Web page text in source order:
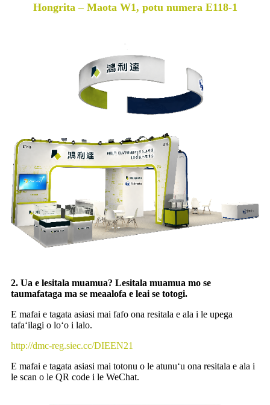
Hongrita – Maota W1, potu numera E118-1
2. Ua e lesitala muamua? Lesitala muamua mo se
taumafataga ma se meaalofa e leai se totogi.
E mafai e tagata asiasi mai fafo ona resitala e ala i le upega
tafaʻilagi o loʻo i lalo.
http://dmc-reg.siec.cc/DIEEN21
E mafai e tagata asiasi mai totonu o le atunuʻu ona resitala e ala i
le scan o le QR code i le WeChat.